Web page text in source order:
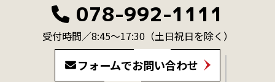
078-992-1111
受付時間／8:45～17:30（土日祝日を除く）
フォームでお問い合わせ